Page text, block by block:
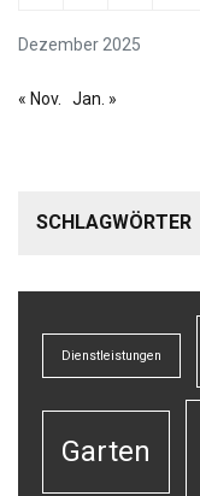
Dezember 2025
« Nov. Jan. »
SCHLAGWÖRTER
Dienstleistungen
Garten